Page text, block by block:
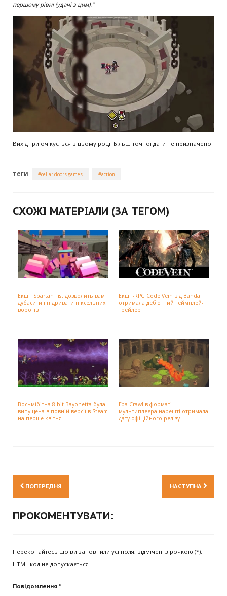
першому рівні (удачі з цим)."
Вихід гри очікується в цьому році. Більш точної дати не призначено.
теги cellar doors games action
СХОЖІ МАТЕРІАЛИ (ЗА ТЕГОМ)
Екшн Spartan Fist дозволить вам
дубасити і підривати піксельних
ворогів
Екшн-RPG Code Vein від Bandai
отримала дебютний геймплей-
трейлер
Восьмібітна 8-bit Bayonetta була
випущена в повній версії в Steam
на перше квітня
Гра Crawl в форматі
мультиплеєра нарешті отримала
дату офіційного релізу
ПОПЕРЕДНЯ НАСТУПНА
ПРОКОМЕНТУВАТИ:
Переконайтесь що ви заповнили усі поля, відмічені зірочкою (*).
HTML код не допускається
Повідомлення *